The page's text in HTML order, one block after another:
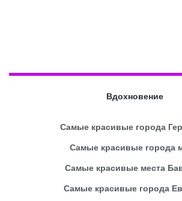
Вдохновение
Самые красивые города
Самые красивые города
Самые красивые места
Самые красивые города